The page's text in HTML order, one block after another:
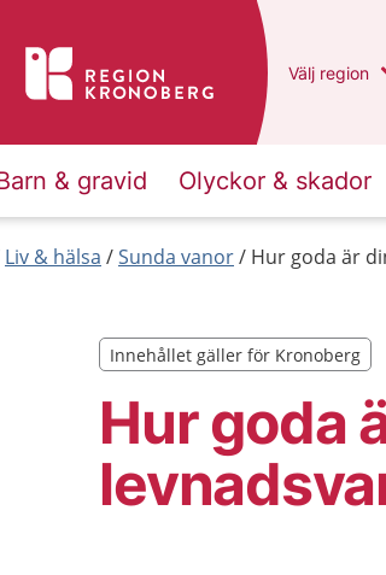
Du har valt
Välj en
region
& gravid Olyckor & skador
Liv & hälsa Sunda vanor Hur goda är
Hur goda
Innehållet gäller för Kronoberg
Innehållet gäller för Kronoberg